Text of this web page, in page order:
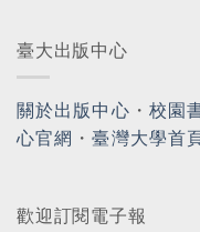
臺大出版中心
關於出版中心 ・ 校園
心官網 ・臺灣大學首
歡迎訂閱電子報